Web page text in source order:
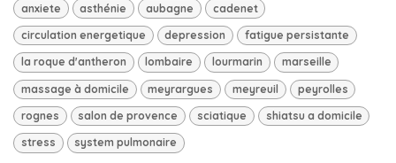
anxiete asthénie aubagne cadenet
circulation energetique depression fatigue persistante
la roque d'antheron lombaire lourmarin marseille
massage à domicile meyrargues meyreuil peyrolles
rognes salon de provence sciatique shiatsu a domicile
stress system pulmonaire